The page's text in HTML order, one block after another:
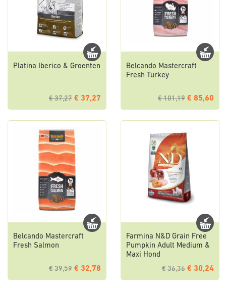
Platina Iberico & Groenten
€ 37,27 € 37,27
Belcando Mastercraft
Fresh Turkey
€ 101,19 € 85,60
Belcando Mastercraft
Fresh Salmon
€ 39,59 € 32,78
Farmina N&D Grain Free
Pumpkin Adult Medium &
Maxi Hond
€ 36,36 € 30,24